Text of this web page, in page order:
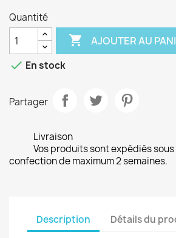
Quantité
 AJOUTER AU
 En stock
Partager
Livraison
Vos produits sont expédiés
confection de maximum 2 semaines.
Description Détails du